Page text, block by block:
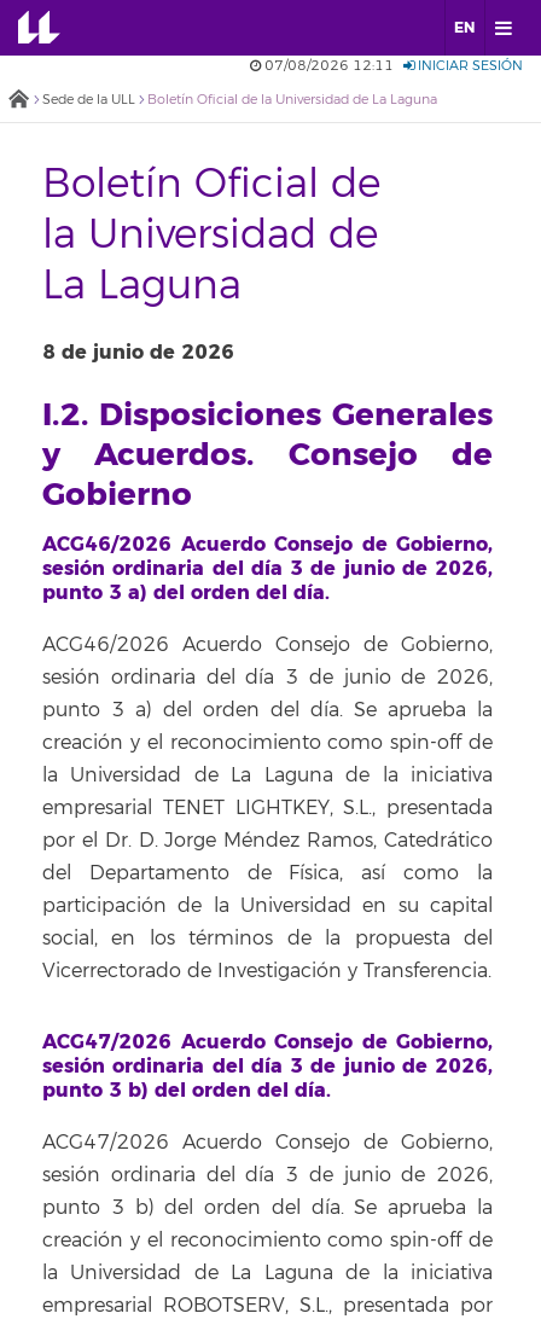
EN
07/08/2026 12:11 INICIAR SESIÓN
Sede de la ULL Boletín Oficial de la Universidad de La Laguna
Boletín Oficial de
la Universidad de
La Laguna
8 de junio de 2026
I.2. Disposiciones Generales
y Acuerdos. Consejo de
Gobierno
ACG46/2026 Acuerdo Consejo de Gobierno,
sesión ordinaria del día 3 de junio de 2026,
punto 3 a) del orden del día.
ACG46/2026 Acuerdo Consejo de Gobierno,
sesión ordinaria del día 3 de junio de 2026,
punto 3 a) del orden del día. Se aprueba la
creación y el reconocimiento como spin-off de
la Universidad de La Laguna de la iniciativa
empresarial TENET LIGHTKEY, S.L., presentada
por el Dr. D. Jorge Méndez Ramos, Catedrático
del Departamento de Física, así como la
participación de la Universidad en su capital
social, en los términos de la propuesta del
Vicerrectorado de Investigación y Transferencia.
ACG47/2026 Acuerdo Consejo de Gobierno,
sesión ordinaria del día 3 de junio de 2026,
punto 3 b) del orden del día.
ACG47/2026 Acuerdo Consejo de Gobierno,
sesión ordinaria del día 3 de junio de 2026,
punto 3 b) del orden del día. Se aprueba la
creación y el reconocimiento como spin-off de
la Universidad de La Laguna de la iniciativa
empresarial ROBOTSERV, S.L., presentada por